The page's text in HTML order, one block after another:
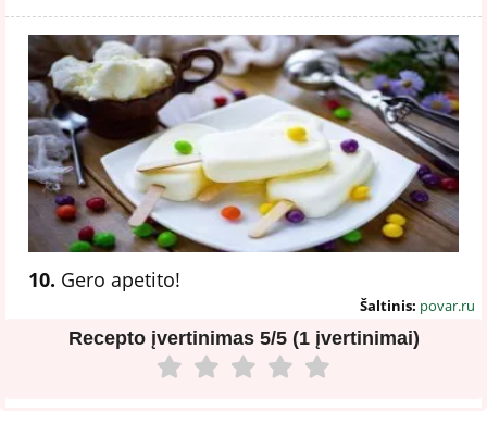
10. Gero apetito!
Šaltinis: povar.ru
Recepto įvertinimas 5/5 (1 įvertinimai)